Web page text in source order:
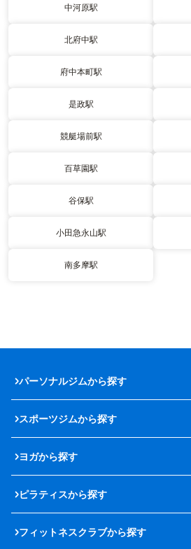
中河原駅
北府中駅
府中本町駅
是政駅
競艇場前駅
百草園駅
谷保駅
小田急永山駅
南多摩駅
パーソナルジムから探す
スポーツジムから探す
ヨガから探す
ピラティスから探す
フィットネスクラブから探す